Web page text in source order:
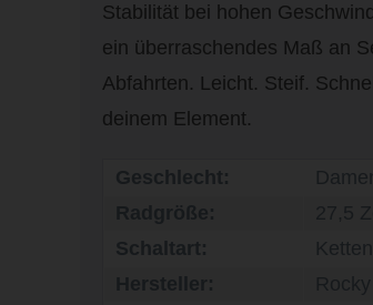
Stabilität bei hohen
ein überraschendes Maß an
Abfahrten. Leicht. Steif.
deinem Element.
Geschlecht:
Schaltart: